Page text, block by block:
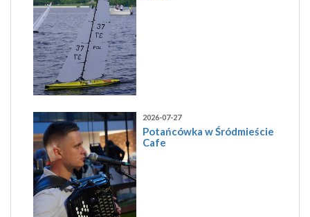
2026-07-27
Potańcówka w Śródmieście
Cafe